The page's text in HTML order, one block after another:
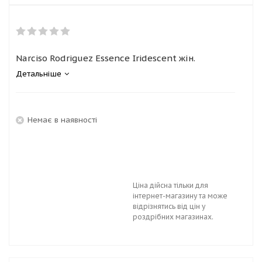
Narciso Rodriguez Essence Iridescent жін.
Детальніше
Немає в наявності
Ціна дійсна тільки для
інтернет-магазину та може
відрізнятись від цін у
роздрібних магазинах.